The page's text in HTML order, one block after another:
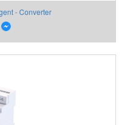
- Converter